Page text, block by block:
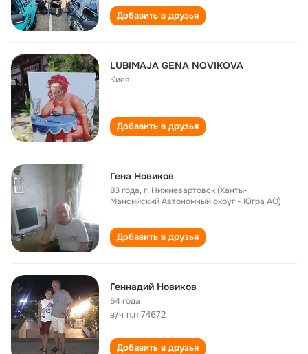
Добавить в друзья
LUBIMAJA GENA NOVIKOVA
Киев
Добавить в друзья
Гена Новиков
83 года,г. Нижневартовск (Ханты-
Мансийский Автономный округ - Югра АО)
Добавить в друзья
Геннадий Новиков
54 года
в/ч п.п 74672
Добавить в друзья